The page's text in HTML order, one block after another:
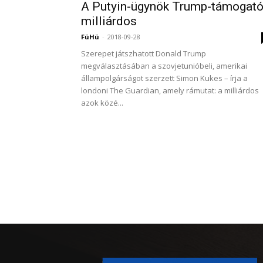
A Putyin-ügynök Trump-támogató
milliárdos
FüHü - 2018-09-28
Szerepet játszhatott Donald Trump
megválasztásában a szovjetunióbeli, amerikai
állampolgárságot szerzett Simon Kukes – írja a
londoni The Guardian, amely rámutat: a milliárdos
azok közé...